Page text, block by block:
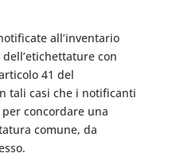
all’inventario
con
41 del
tali casi che i notificanti
concordare una
comune, da